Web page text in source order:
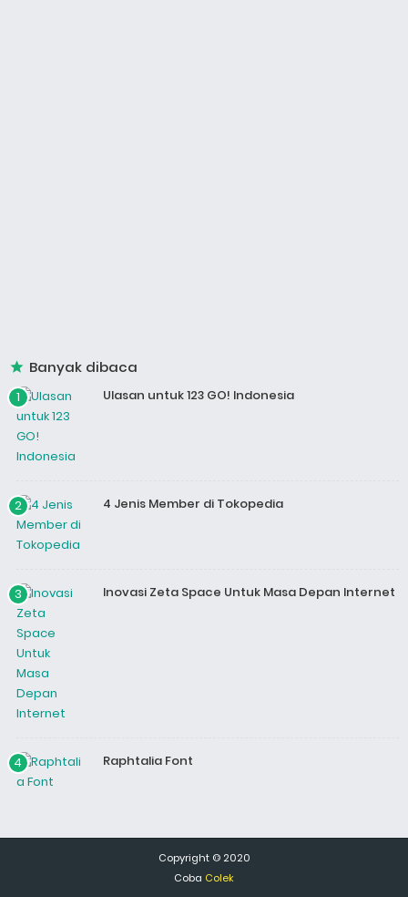
Banyak dibaca
Ulasan untuk 123 GO! Indonesia
4 Jenis Member di Tokopedia
Inovasi Zeta Space Untuk Masa Depan Internet
Raphtalia Font
Copyright © 2020
Coba Colek